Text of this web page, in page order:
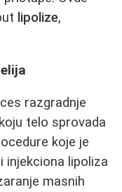
lipolize,
razgradnje
telo sprovada
koje je
injekciona lipoliza
masnih